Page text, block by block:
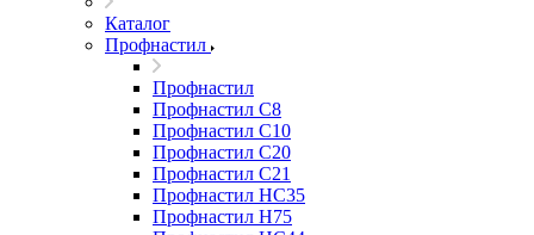
Каталог
Профнастил
Профнастил
Профнастил С8
Профнастил С10
Профнастил С20
Профнастил С21
Профнастил НС35
Профнастил Н75